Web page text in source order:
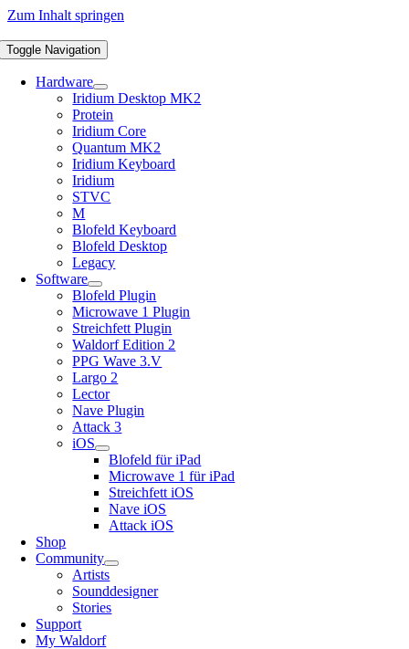
Zum Inhalt springen
Toggle Navigation
Hardware
Iridium Desktop MK2
Protein
Iridium Core
Quantum MK2
Iridium Keyboard
Iridium
STVC
M
Blofeld Keyboard
Blofeld Desktop
Legacy
Software
Blofeld Plugin
Microwave 1 Plugin
Streichfett Plugin
Waldorf Edition 2
PPG Wave 3.V
Largo 2
Lector
Nave Plugin
Attack 3
iOS
Blofeld für iPad
Microwave 1 für iPad
Streichfett iOS
Nave iOS
Attack iOS
Shop
Community
Artists
Sounddesigner
Stories
Support
My Waldorf